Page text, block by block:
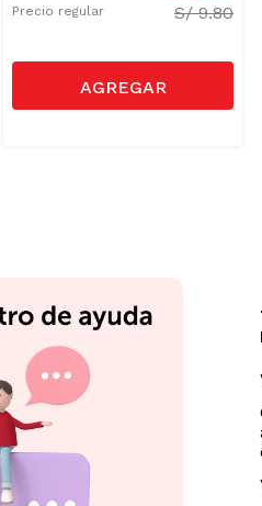
Precio regular S/9.80